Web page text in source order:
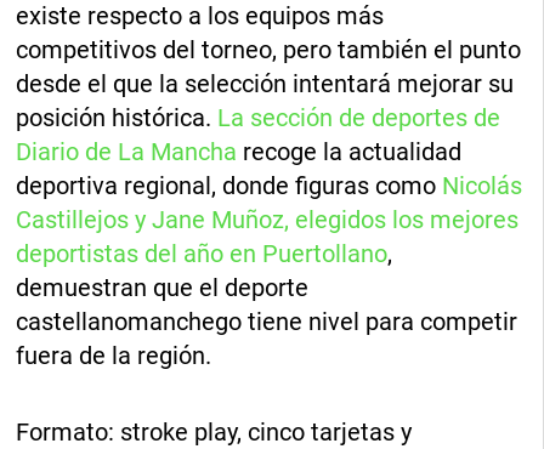
existe respecto a los equipos más
competitivos del torneo, pero también el punto
desde el que la selección intentará mejorar su
posición histórica. La sección de deportes de
Diario de La Mancha recoge la actualidad
deportiva regional, donde figuras como Nicolás
Castillejos y Jane Muñoz, elegidos los mejores
deportistas del año en Puertollano,
demuestran que el deporte
castellanomanchego tiene nivel para competir
fuera de la región.
Formato: stroke play, cinco tarjetas y